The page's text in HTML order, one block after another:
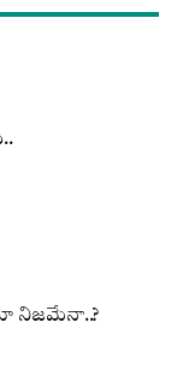
నిజమేనా..?